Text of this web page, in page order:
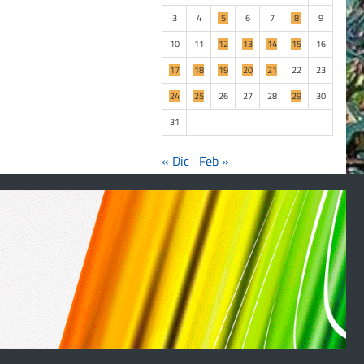
3
4 5 6 7 8
9
10
11 12 13 14 15
16
17
18 19 20 21 22
23
24
25 26 27 28 29
30
31
« Dic Feb »